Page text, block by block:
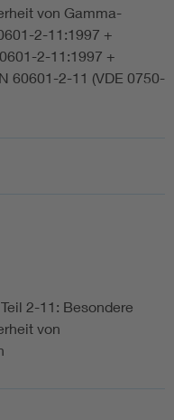
von Gamma-
2-11:1997 +
2-11:1997 +
60601-2-11 (VDE 0750-
2-11: Besondere
von